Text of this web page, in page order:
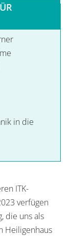
in die
ITK-
verfügen
die uns als
Heiligenhaus